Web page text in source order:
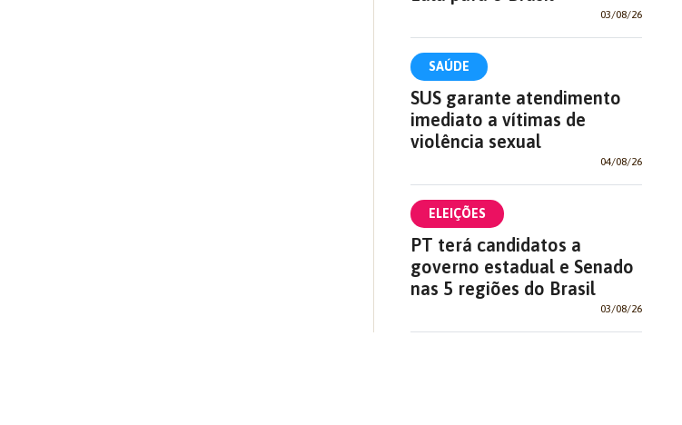
03/08/26
SAÚDE
SUS garante atendimento
imediato a vítimas de
violência sexual
04/08/26
ELEIÇÕES
PT terá candidatos a
governo estadual e Senado
nas 5 regiões do Brasil
03/08/26